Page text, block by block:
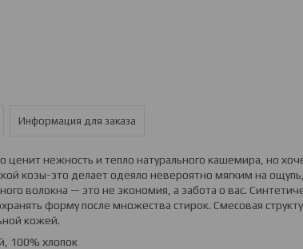
Информация для заказа
ценит нежность и тепло натурального кашемира, но
козы-это делает одеяло невероятно мягким на
волокна — это не экономия, а забота о вас.
форму после множества стирок. Смесовая
кожей.
100% хлопок